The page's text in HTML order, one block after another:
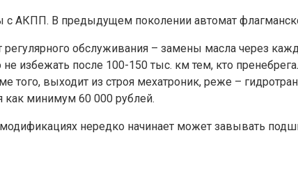
АКПП. В предыдущем поколении автомат
регулярного обслуживания – замены масла через
не избежать после 100-150 тыс. км тем, кто
того, выходит из строя мехатроник, реже –
как минимум 60 000 рублей.
нередко начинает может завывать